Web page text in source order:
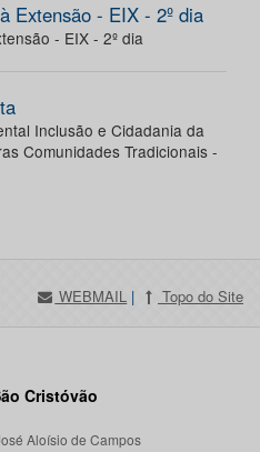
Extensão - EIX - 2º dia
- EIX - 2º dia
Inclusão e Cidadania da
Comunidades Tradicionais -
WEBMAIL | Topo do Site
Cristóvão
Aloísio de Campos